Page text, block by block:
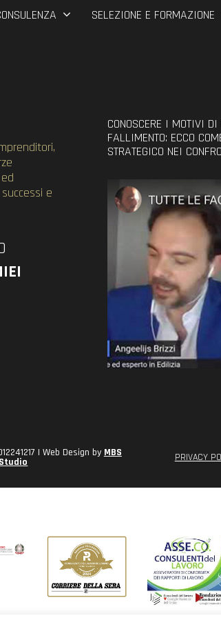
SELEZIONE E FORMAZIONE
e
CONOSCERE I MOTIVI
FALLIMENTO: ECCO
STRATEGICO NEI
| Web Design by MBS PRIVACY